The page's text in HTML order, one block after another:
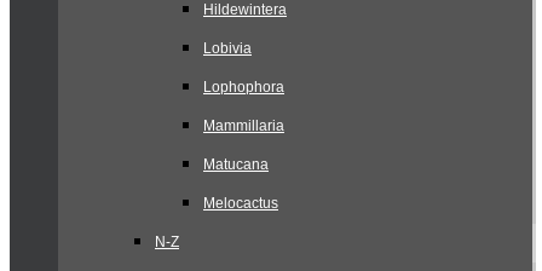
Hildewintera
Lobivia
Lophophora
Mammillaria
Matucana
Melocactus
N-Z